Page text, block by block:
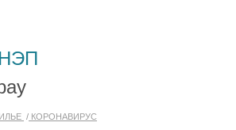
НЭП
КОРОНАВИРУС